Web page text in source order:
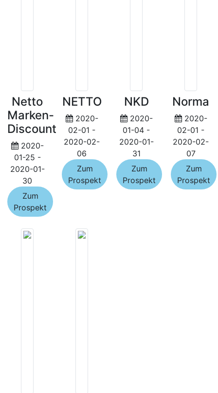
Netto
Marken-
Discount
2020-
01-25 -
2020-01-
30
Zum
Prospekt
NETTO
2020-
02-01 -
2020-02-
06
Zum
Prospekt
NKD
2020-
01-04 -
2020-01-
31
Zum
Prospekt
Norma
2020-
02-01 -
2020-02-
07
Zum
Prospekt